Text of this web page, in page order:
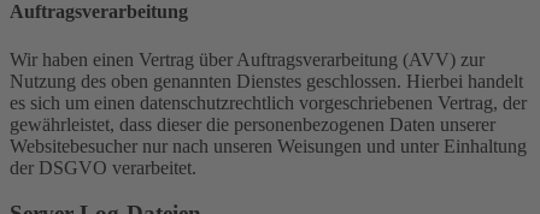
Auftragsverarbeitung
Wir haben einen Vertrag über Auftragsverarbeitung (AVV) zur
Nutzung des oben genannten Dienstes geschlossen. Hierbei handelt
es sich um einen datenschutzrechtlich vorgeschriebenen Vertrag, der
gewährleistet, dass dieser die personenbezogenen Daten unserer
Websitebesucher nur nach unseren Weisungen und unter Einhaltung
der DSGVO verarbeitet.